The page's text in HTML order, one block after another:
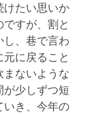
けたい思いか
すが、割と
し、巷で言わ
に戻ること
まないような
が少しずつ短
いき、今年の